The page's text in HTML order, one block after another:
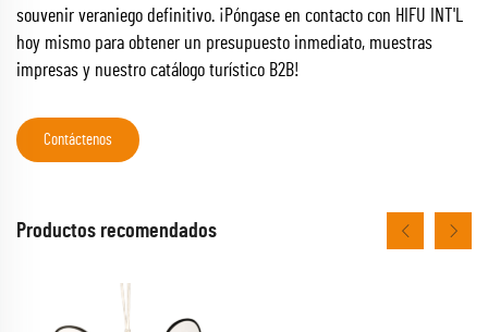
souvenir veraniego definitivo. ¡Póngase en contacto con HIFU INT'L
hoy mismo para obtener un presupuesto inmediato, muestras
impresas y nuestro catálogo turístico B2B!
Contáctenos
Productos recomendados